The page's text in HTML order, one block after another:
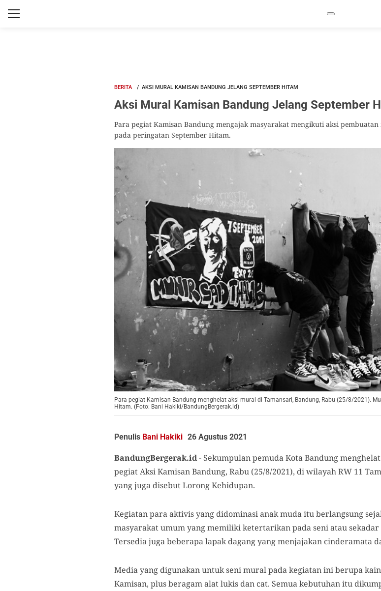
BERITA AKSI MURAL KAMISAN BANDUNG JELANG SEPTEMBER HITAM
Aksi Mural Kamisan Bandung Jelang September
Para pegiat Kamisan Bandung mengajak masyarakat mengikuti aksi
pada peringatan September Hitam.
Para pegiat Kamisan Bandung menghelat aksi mural di Tamansari, Bandung, Rabu (25/8/2021).
Hitam. (Foto: Bani Hakiki/BandungBergerak.id)
Penulis Bani Hakiki 26 Agustus 2021
BandungBergerak.id- Sekumpulan pemuda Kota Bandung
pegiat Aksi Kamisan Bandung, Rabu (25/8/2021), di wilayah RW 11
yang juga disebut Lorong Kehidupan.
Kegiatan para aktivis yang didominasi anak muda itu berlangsung
masyarakat umum yang memiliki ketertarikan pada seni atau
Tersedia juga beberapa lapak dagang yang menjajakan cinderamata
Media yang digunakan untuk seni mural pada kegiatan ini berupa
Kamisan, plus beragam alat lukis dan cat. Semua kebutuhan itu